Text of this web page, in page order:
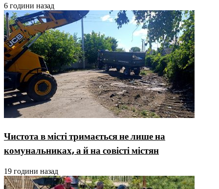
6 години назад
Чистота в місті тримається не лише на
комунальниках, а й на совісті містян
19 години назад